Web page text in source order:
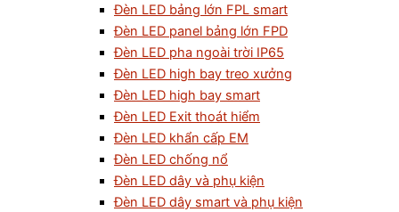
Đèn LED bảng lớn FPL smart
Đèn LED panel bảng lớn FPD
Đèn LED pha ngoài trời IP65
Đèn LED high bay treo xưởng
Đèn LED high bay smart
Đèn LED Exit thoát hiểm
Đèn LED khẩn cấp EM
Đèn LED chống nổ
Đèn LED dây và phụ kiện
Đèn LED dây smart và phụ kiện